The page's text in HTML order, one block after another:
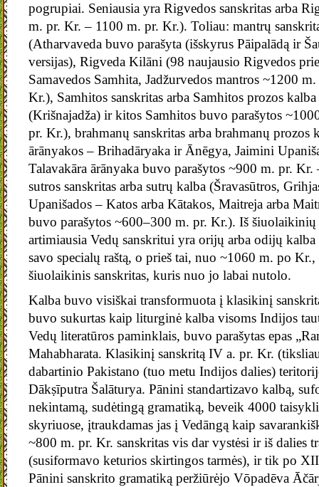
pogrupiai. Seniausia yra Rigvedos sanskritas arba
m. pr. Kr. – 1100 m. pr. Kr.). Toliau: mantrų
(Atharvaveda buvo parašyta (išskyrus Pāipalādą ir
versijas), Rigveda Kilāni (98 naujausio Rigvedos
Samavedos Samhita, Jadžurvedos mantros ~1200
Kr.), Samhitos sanskritas arba Samhitos prozos
(Krišnajadža) ir kitos Samhitos buvo parašytos
pr. Kr.), brahmanų sanskritas arba brahmanų prozos
ārānyakos – Brihadāryaka ir Ānēgya, Jaimini
Talavakāra ārānyaka buvo parašytos ~900 m. pr.
sutros sanskritas arba sutrų kalba (Šravasūtros,
Upanišados – Katos arba Kātakos, Maitreja arba
buvo parašytos ~600–300 m. pr. Kr.). Iš
artimiausia Vedų sanskritui yra orijų arba odijų
savo specialų raštą, o prieš tai, nuo ~1060 m. po
šiuolaikinis sanskritas, kuris nuo jo labai nutolo.
Kalba buvo visiškai transformuota į klasikinį
buvo sukurtas kaip liturginė kalba visoms Indijos
Vedų literatūros paminklais, buvo parašytas epas
Mahabharata. Klasikinį sanskritą IV a. pr. Kr.
dabartinio Pakistano (tuo metu Indijos dalies)
Dākṣīputra Šalāturya. Pānini standartizavo kalbą,
nekintamą, sudėtingą gramatiką, beveik 4000
skyriuose, įtraukdamas jas į Vedāngą kaip
~800 m. pr. Kr. sanskritas vis dar vystėsi ir iš dalies
(susiformavo keturios skirtingos tarmės), ir tik po
Pānini sanskrito gramatiką peržiūrėjo Vōpadēva